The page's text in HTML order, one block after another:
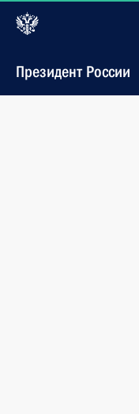
Президент России